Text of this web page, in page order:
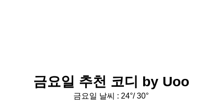
금요일 추천 코디 by Uoo
금요일 날씨 : 24°/ 30°